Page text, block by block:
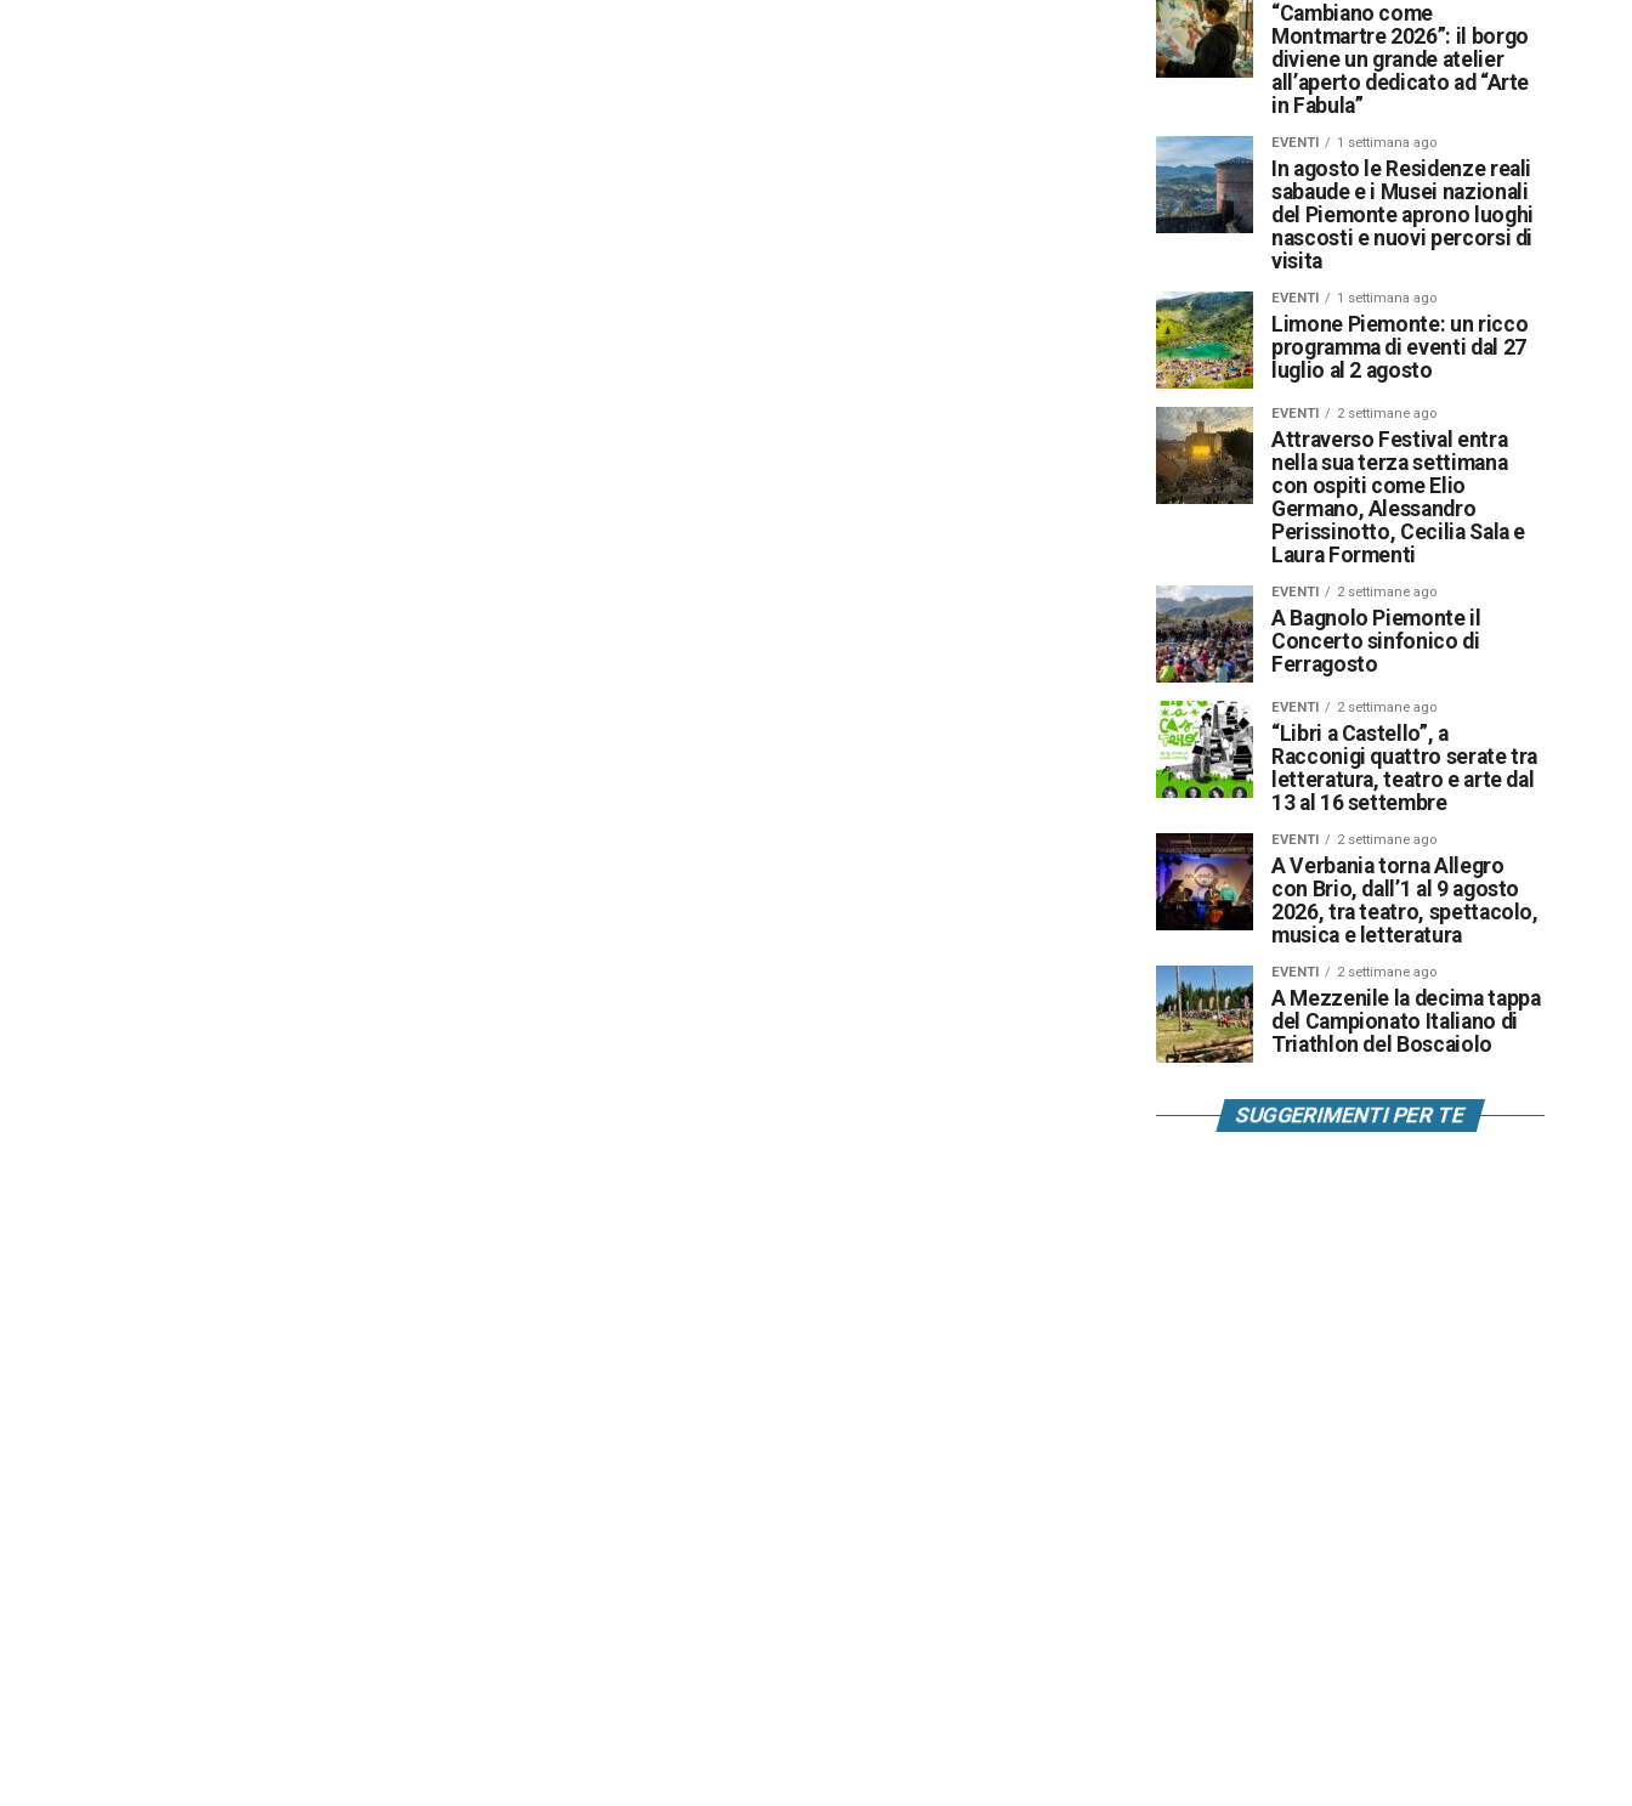
“Cambiano come
Montmartre 2026”: il borgo
diviene un grande atelier
all’aperto dedicato ad “Arte
in Fabula”
EVENTI 1 settimana ago
In agosto le Residenze reali
sabaude e i Musei nazionali
del Piemonte aprono luoghi
nascosti e nuovi percorsi di
visita
EVENTI 1 settimana ago
Limone Piemonte: un ricco
programma di eventi dal 27
luglio al 2 agosto
EVENTI 2 settimane ago
Attraverso Festival entra
nella sua terza settimana
con ospiti come Elio
Germano, Alessandro
Perissinotto, Cecilia Sala e
Laura Formenti
EVENTI 2 settimane ago
A Bagnolo Piemonte il
Concerto sinfonico di
Ferragosto
EVENTI 2 settimane ago
“Libri a Castello”, a
Racconigi quattro serate tra
letteratura, teatro e arte dal
13 al 16 settembre
EVENTI 2 settimane ago
A Verbania torna Allegro
con Brio, dall’1 al 9 agosto
2026, tra teatro, spettacolo,
musica e letteratura
EVENTI 2 settimane ago
A Mezzenile la decima tappa
del Campionato Italiano di
Triathlon del Boscaiolo
SUGGERIMENTI PER TE